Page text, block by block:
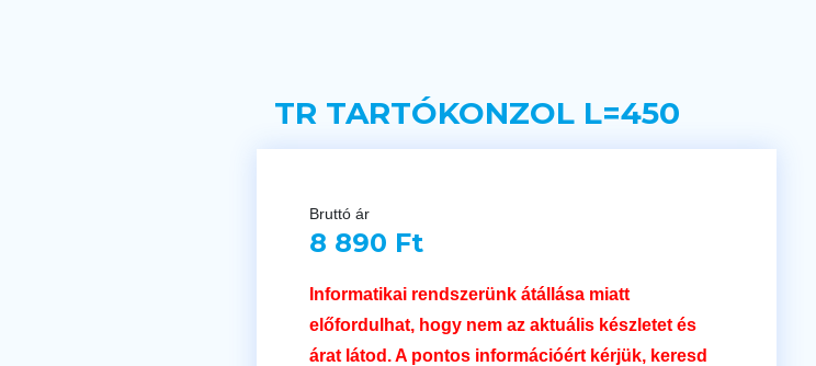
TR TARTÓKONZOL L=450
Bruttó ár
8 890 Ft
Informatikai rendszerünk átállása miatt
előfordulhat, hogy nem az aktuális készletet és
árat látod. A pontos információért kérjük, keresd